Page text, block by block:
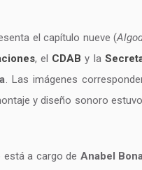
el capítulo nueve (
, el CDAB y la
. Las imágenes
y diseño sonoro
está a cargo de Anabel